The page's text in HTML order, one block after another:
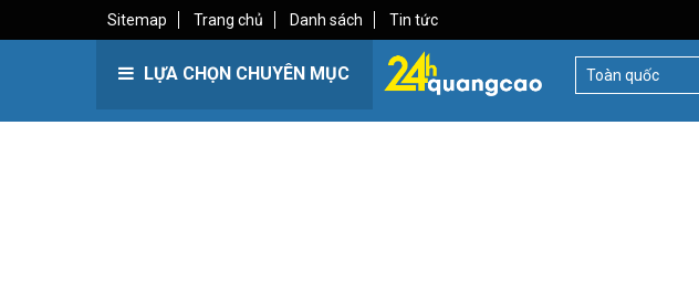
Sitemap Trang chủ Danh sách Tin tức
LỰA CHỌN CHUYÊN MỤC